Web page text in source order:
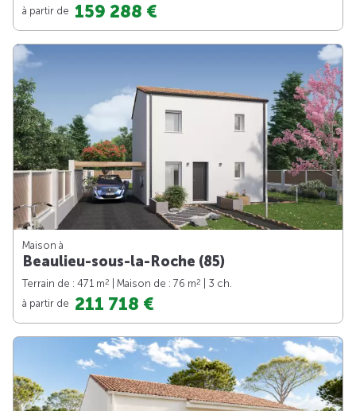
à partir de 159 288 €
Maison à
Beaulieu-sous-la-Roche (85)
Terrain de : 471 m2 | Maison de : 76 m2
| 3 ch.
à partir de 211 718 €